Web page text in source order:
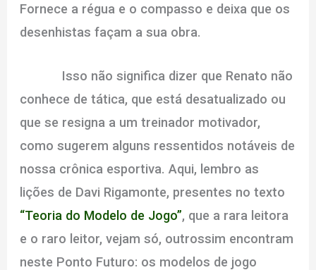
Fornece a régua e o compasso e deixa que os
desenhistas façam a sua obra.
Isso não significa dizer que Renato não
conhece de tática, que está desatualizado ou
que se resigna a um treinador motivador,
como sugerem alguns ressentidos notáveis de
nossa crônica esportiva. Aqui, lembro as
lições de Davi Rigamonte, presentes no texto
“Teoria do Modelo de Jogo”, que a rara leitora
e o raro leitor, vejam só, outrossim encontram
neste Ponto Futuro: os modelos de jogo